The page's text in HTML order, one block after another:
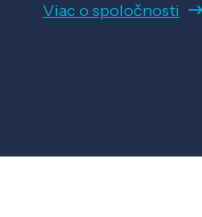
Viac o spoločnosti